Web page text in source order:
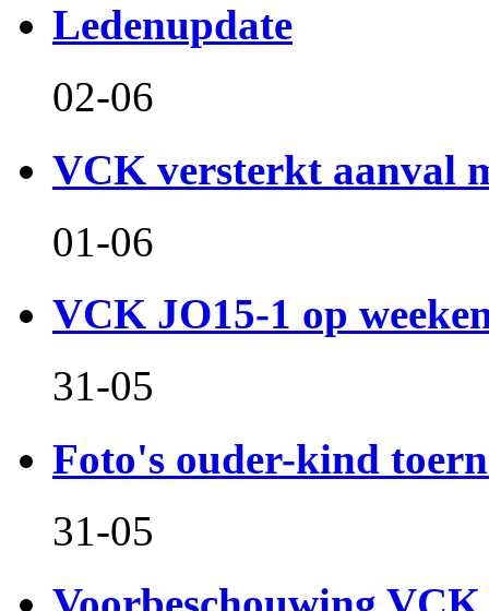
Ledenupdate
02-06
VCK versterkt aanval
01-06
VCK JO15-1 op
31-05
Foto's ouder-kind
31-05